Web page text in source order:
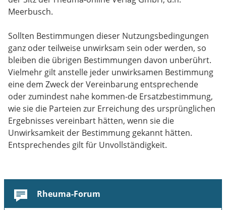
Meerbusch.
Sollten Bestimmungen dieser Nutzungsbedingungen
ganz oder teilweise unwirksam sein oder werden, so
bleiben die übrigen Bestimmungen davon unberührt.
Vielmehr gilt anstelle jeder unwirksamen Bestimmung
eine dem Zweck der Vereinbarung entsprechende
oder zumindest nahe kommen-de Ersatzbestimmung,
wie sie die Parteien zur Erreichung des ursprünglichen
Ergebnisses vereinbart hätten, wenn sie die
Unwirksamkeit der Bestimmung gekannt hätten.
Entsprechendes gilt für Unvollständigkeit.
Rheuma-Forum